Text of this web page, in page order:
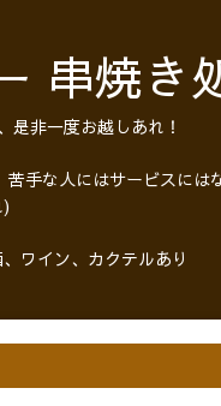
串焼き
是非一度お越しあれ！
手な人にはサービスには
ワイン、カクテルあり